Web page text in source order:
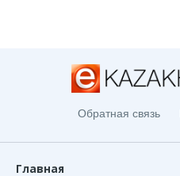
Обратная связь
Главная